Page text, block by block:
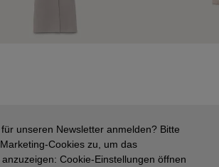
unseren Newsletter anmelden? Bitte
Cookies zu, um das
Cookie-Einstellungen öffnen